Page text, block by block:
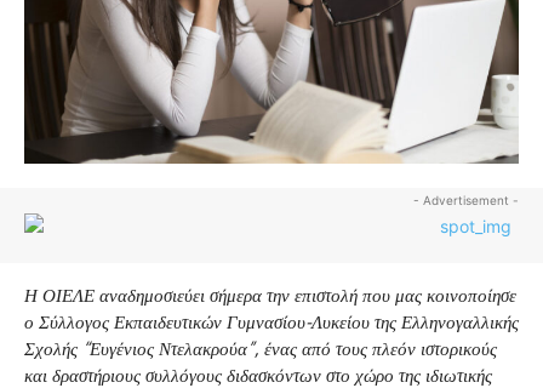
- Advertisement -
Η ΟΙΕΛΕ αναδημοσιεύει σήμερα την επιστολή που μας κοινοποίησε
ο Σύλλογος Εκπαιδευτικών Γυμνασίου-Λυκείου της Ελληνογαλλικής
Σχολής “Ευγένιος Ντελακρούα”, ένας από τους πλεόν ιστορικούς
και δραστήριους συλλόγους διδασκόντων στο χώρο της ιδιωτικής